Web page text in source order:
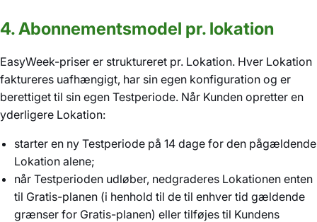
4. Abonnementsmodel pr. lokation
EasyWeek-priser er struktureret pr. Lokation. Hver Lokation
faktureres uafhængigt, har sin egen konfiguration og er
berettiget til sin egen Testperiode. Når Kunden opretter en
yderligere Lokation:
starter en ny Testperiode på 14 dage for den pågældende
Lokation alene;
når Testperioden udløber, nedgraderes Lokationen enten
til Gratis-planen (i henhold til de til enhver tid gældende
grænser for Gratis-planen) eller tilføjes til Kundens